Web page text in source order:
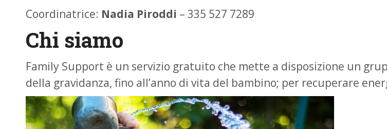
Coordinatrice: Nadia Piroddi – 335 527 7289
Chi siamo
Family Support è un servizio gratuito che mette a disposizione un
della gravidanza, fino all’anno di vita del bambino; per recuperare